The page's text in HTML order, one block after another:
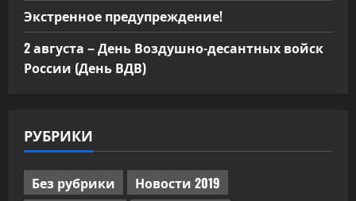
Экстренное предупреждение!
2 августа – День Воздушно-десантных войск
России (День ВДВ)
РУБРИКИ
Без рубрики Новости 2019